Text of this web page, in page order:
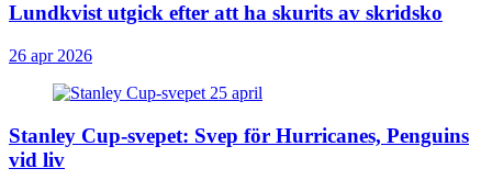
Lundkvist utgick efter att ha skurits av skridsko
26 apr 2026
Stanley Cup-svepet: Svep för Hurricanes, Penguins
vid liv